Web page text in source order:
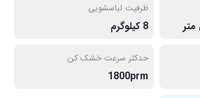
ظرفیت لباسشویی
8 کیلوگرم
حدکثر سرعت خشک کن
1800prm